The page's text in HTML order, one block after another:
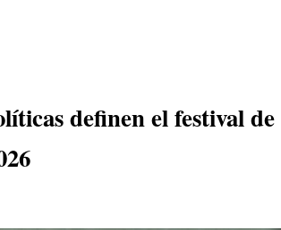
definen el festival